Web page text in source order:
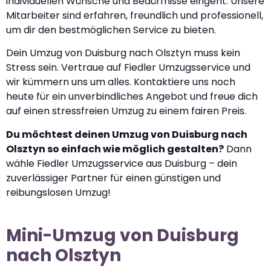
Mitarbeiter sind erfahren, freundlich und professionell,
um dir den bestmöglichen Service zu bieten.
Dein Umzug von Duisburg nach Olsztyn muss kein
Stress sein. Vertraue auf Fiedler Umzugsservice und
wir kümmern uns um alles. Kontaktiere uns noch
heute für ein unverbindliches Angebot und freue dich
auf einen stressfreien Umzug zu einem fairen Preis.
Du möchtest deinen Umzug von Duisburg nach
Olsztyn so einfach wie möglich gestalten? Dann
wähle Fiedler Umzugsservice aus Duisburg – dein
zuverlässiger Partner für einen günstigen und
reibungslosen Umzug!
Mini-Umzug von Duisburg
nach Olsztyn